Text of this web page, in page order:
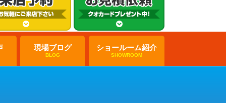
現場ブログ
BLOG
ショールーム紹介
SHOWROOM